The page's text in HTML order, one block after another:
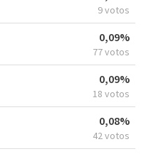
9 votos
0,09%
77 votos
0,09%
18 votos
0,08%
42 votos